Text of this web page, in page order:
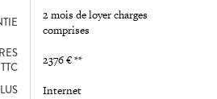
2 mois de loyer charges
comprises
2376 € **
Internet